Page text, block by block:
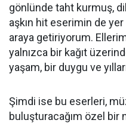
gönlünde taht kurmuş,
aşkın hit eserimin de yer
araya getiriyorum.
yalnızca bir kağıt
yaşam, bir duygu ve
Şimdi ise bu eserleri,
buluşturacağım özel bir